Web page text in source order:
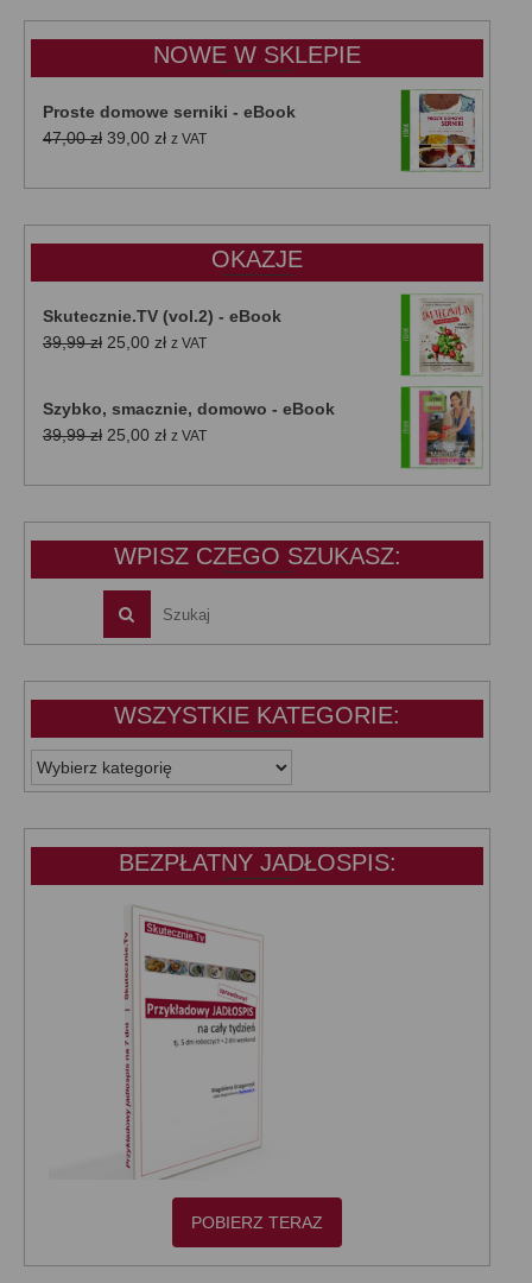
do
50,00 zł
NOWE W SKLEPIE
Proste domowe serniki - eBook
47,00zł Pierwotna
wynosiła:
39,00 złAktualna
wynosi:
z VAT
OKAZJE
Skutecznie.TV (vol.2) - eBook
39,99zł Pierwotna
39,99 zł.
25,00 złAktualna
25,00 zł.
z VAT
Szybko, smacznie, domowo - eBook
39,99zł Pierwotna
wynosiła:
25,00 złAktualna
wynosi:
z VAT
WPISZ CZEGO SZUKASZ:
WSZYSTKIE KATEGORIE:
WSZYSTKIE
KATEGORIE:
BEZPŁATNY JADŁOSPIS:
POBIERZ TERAZ